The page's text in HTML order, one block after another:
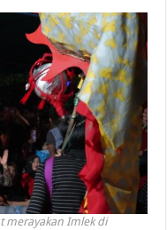
merayakan Imlek di